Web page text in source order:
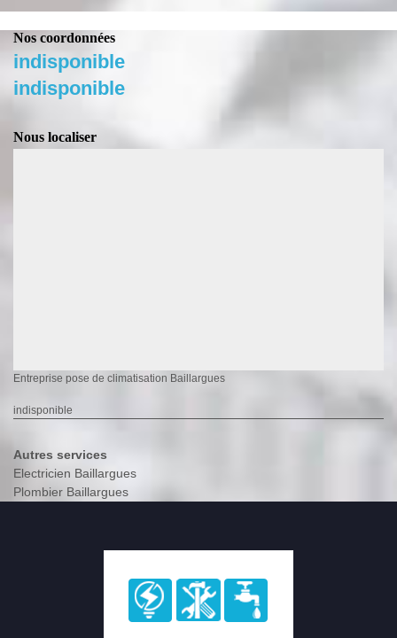
Nos coordonnées
indisponible
indisponible
Nous localiser
Entreprise pose de climatisation Baillargues
indisponible
Autres services
Electricien Baillargues
Plombier Baillargues